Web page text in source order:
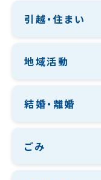
引越・住まい
地域活動
結婚・離婚
ごみ